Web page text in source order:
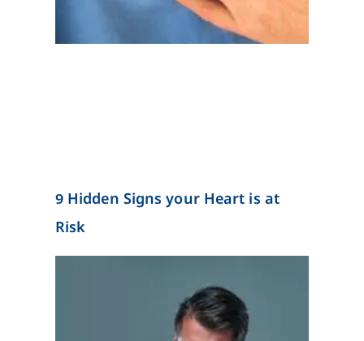
9 Hidden Signs your Heart is at
Risk